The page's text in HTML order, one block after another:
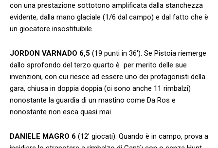
con una prestazione sottotono amplificata dalla stanchezza
evidente, dalla mano glaciale (1/6 dal campo) e dal fatto che è
un giocatore insostituibile.
JORDON VARNADO 6,5 (19 punti in 36′). Se Pistoia riemerge
dallo sprofondo del terzo quarto è per merito delle sue
invenzioni, con cui riesce ad essere uno dei protagonisti della
gara, chiusa in doppia doppia (ci sono anche 11 rimbalzi)
nonostante la guardia di un mastino come Da Ros e
nonostante non esca quasi mai.
DANIELE MAGRO 6 (12′ giocati). Quando è in campo, prova a